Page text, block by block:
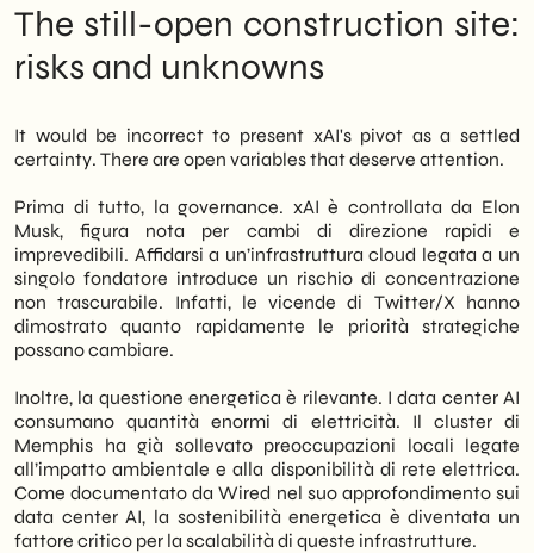
The still-open construction site:
risks and unknowns
It would be incorrect to present xAI's pivot as a settled
certainty. There are open variables that deserve attention.
Prima di tutto, la governance. xAI è controllata da Elon
Musk, figura nota per cambi di direzione rapidi e
imprevedibili. Affidarsi a un’infrastruttura cloud legata a un
singolo fondatore introduce un rischio di concentrazione
non trascurabile. Infatti, le vicende di Twitter/X hanno
dimostrato quanto rapidamente le priorità strategiche
possano cambiare.
Inoltre, la questione energetica è rilevante. I data center AI
consumano quantità enormi di elettricità. Il cluster di
Memphis ha già sollevato preoccupazioni locali legate
all’impatto ambientale e alla disponibilità di rete elettrica.
Come documentato da Wired nel suo approfondimento sui
data center AI, la sostenibilità energetica è diventata un
fattore critico per la scalabilità di queste infrastrutture.